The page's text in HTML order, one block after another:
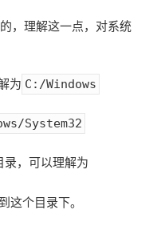
，理解这一点，对系统
为 C:/Windows
System32
录，可以理解为
这个目录下。